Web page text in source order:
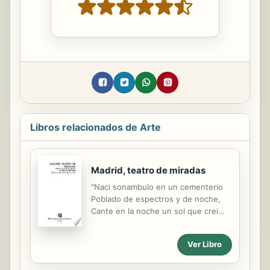
Libros relacionados de Arte
Madrid, teatro de miradas
"Naci sonambulo en un cementerio
Poblado de espectros y de noche,
Cante en la noche un sol que crei
Pero en el canto mi sol sobrevivia Y
era sol la noche apunalada. Hijo soy
Ver Libro